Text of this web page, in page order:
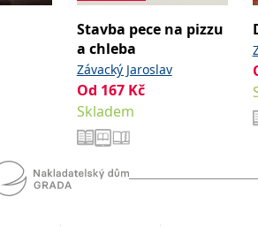
Stavba pece na pizzu
a chleba
Závacký Jaroslav
Od 167 Kč
Skladem